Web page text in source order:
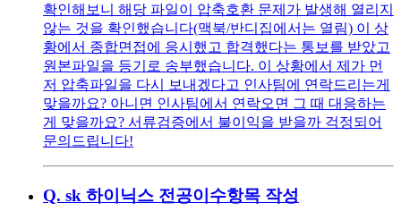
확인해보니 해당 파일이 압축호환 문제가 발생해 열리지
않는 것을 확인했습니다(맥북/반디집에서는 열림) 이 상
황에서 종합면접에 응시했고 합격했다는 통보를 받았고
원본파일을 등기로 송부했습니다. 이 상황에서 제가 먼
저 압축파일을 다시 보내겠다고 인사팀에 연락드리는게
맞을까요? 아니면 인사팀에서 연락오면 그 때 대응하는
게 맞을까요? 서류검증에서 불이익을 받을까 걱정되어
문의드립니다!
Q. sk 하이닉스 전공이수항목 작성